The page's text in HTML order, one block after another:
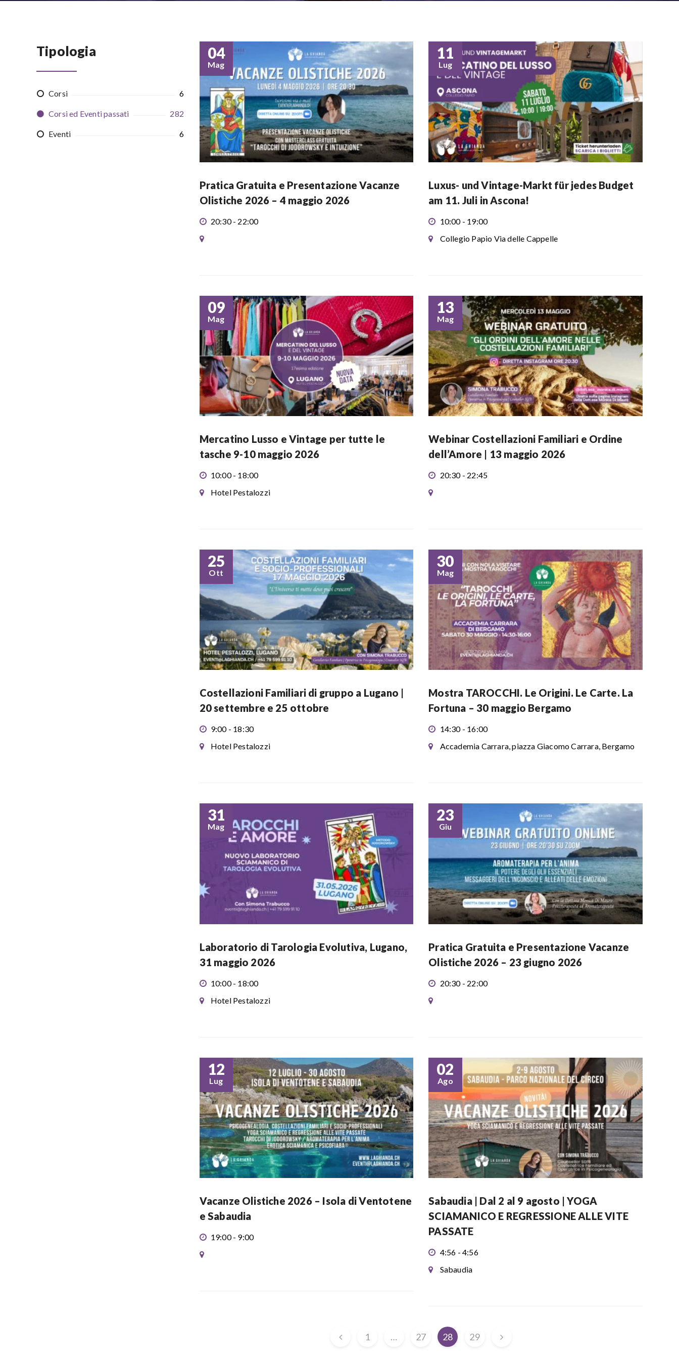
04
Mag
Pratica Gratuita e Presentazione Vacanze
Olistiche 2026 – 4 maggio 2026
20:30 - 22:00
11
Lug
Luxus- und Vintage-Markt für jedes Budget
am 11. Juli in Ascona!
10:00 - 19:00
Collegio Papio Via delle Cappelle
09
Mag
Mercatino Lusso e Vintage per tutte le
tasche 9-10 maggio 2026
10:00 - 18:00
Hotel Pestalozzi
13
Mag
Webinar Costellazioni Familiari e Ordine
dell’Amore | 13 maggio 2026
20:30 - 22:45
25
Ott
Costellazioni Familiari di gruppo a Lugano |
20 settembre e 25 ottobre
9:00 - 18:30
Hotel Pestalozzi
30
Mag
Mostra TAROCCHI. Le Origini. Le Carte. La
Fortuna – 30 maggio Bergamo
14:30 - 16:00
Accademia Carrara, piazza Giacomo Carrara, Bergamo
31
Mag
Laboratorio di Tarologia Evolutiva, Lugano,
31 maggio 2026
10:00 - 18:00
Hotel Pestalozzi
23
Giu
Pratica Gratuita e Presentazione Vacanze
Olistiche 2026 – 23 giugno 2026
20:30 - 22:00
12
Lug
Vacanze Olistiche 2026 – Isola di Ventotene
e Sabaudia
19:00 - 9:00
02
Ago
Sabaudia | Dal 2 al 9 agosto | YOGA
SCIAMANICO E REGRESSIONE ALLE VITE
PASSATE
4:56 - 4:56
Sabaudia
1 … 27 28 29
Tipologia
Corsi 6
Corsi ed Eventi passati 282
Eventi 6